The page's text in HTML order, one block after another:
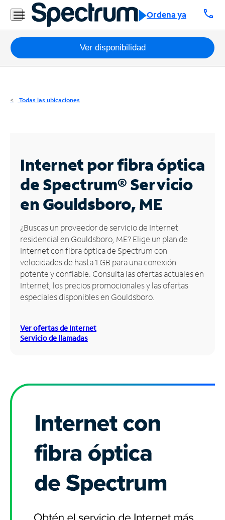
Ordena ya call
Residencial
Business
Paquetes
Internet
Business
Contáctanos
Inglés
Administrar
cuenta
Encuentra
una
tienda
Ver disponibilidad
Todas las ubicaciones
Internet por fibra óptica
de Spectrum®Servicio
en Gouldsboro, ME
¿Buscas un proveedor de servicio de Internet
residencial en Gouldsboro, ME? Elige un plan de
Internet con fibra óptica de Spectrum con
velocidades de hasta 1 GB para una conexión
potente y confiable. Consulta las ofertas actuales en
Internet, los precios promocionales y las ofertas
especiales disponibles en Gouldsboro.
Ver ofertas de Internet
Servicio de llamadas